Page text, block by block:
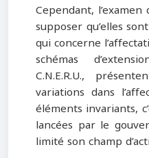
Cependant,
supposer qu’elles
qui concerne
schémas
C.N.E.R.U.,
variations dans
éléments invariants,
lancées par le
limité son champ